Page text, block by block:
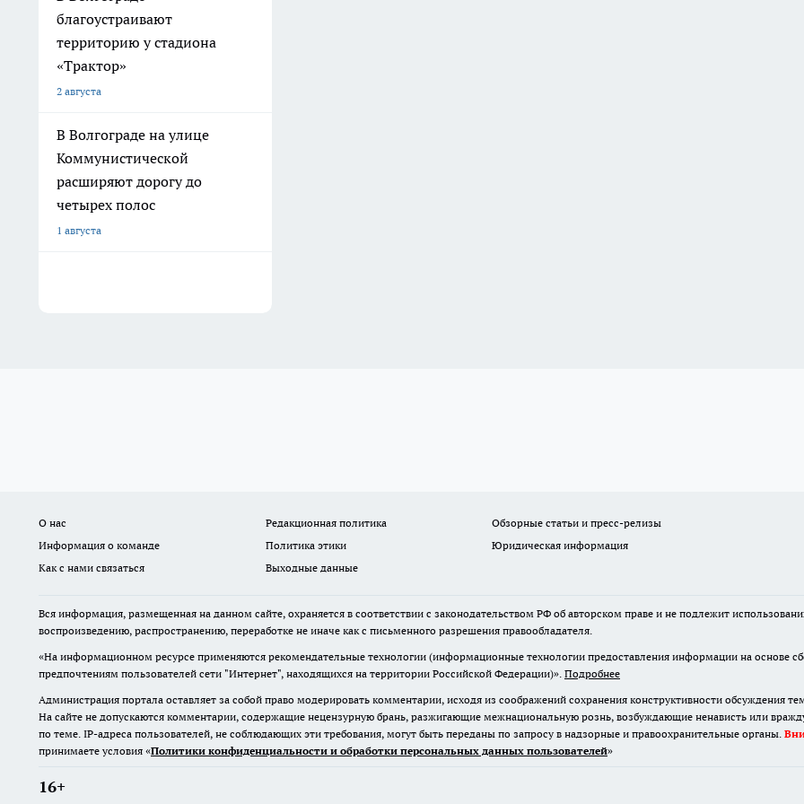
благоустраивают
территорию у стадиона
«Трактор»
2 августа
В Волгограде на улице
Коммунистической
расширяют дорогу до
четырех полос
1 августа
О нас Редакционная политика
Обзорные статьи и пресс-релизы
Информация о команде
Политика этики
Юридическая информация
Как с нами связаться
Выходные данные
Вся информация, размещенная на данном сайте, охраняется в соответствии с законодательством РФ об авторском праве и не подлежит
воспроизведению, распространению, переработке не иначе как с письменного разрешения правообладателя.
«На информационном ресурсе применяются рекомендательные технологии (информационные технологии предоставления информации на основе
предпочтениям пользователей сети "Интернет", находящихся на территории Российской Федерации)». Подробнее
Администрация портала оставляет за собой право модерировать комментарии, исходя из соображений сохранения конструктивности обсуждения
На сайте не допускаются комментарии, содержащие нецензурную брань, разжигающие межнациональную рознь, возбуждающие ненависть или
по теме. IP-адреса пользователей, не соблюдающих эти требования, могут быть переданы по запросу в надзорные и правоохранительные органы.
принимаете условия «Политики конфиденциальности и обработки персональных данных пользователей»
16+